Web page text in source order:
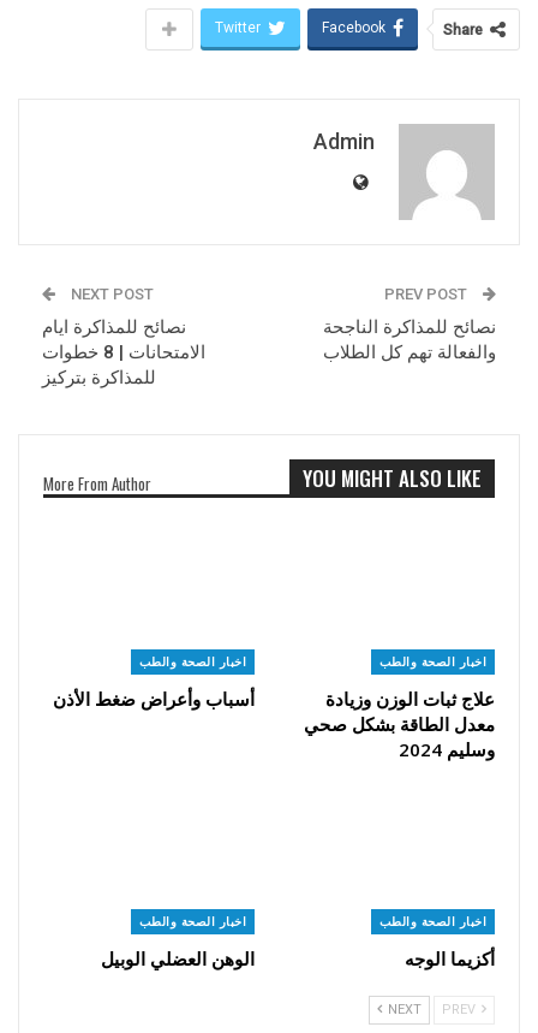
Share
Facebook
Twitter
Admin
نصائح للمذاكرة الناجحة
والفعالة تهم كل الطلاب
NEXT POST
نصائح للمذاكرة ايام
الامتحانات | 8 خطوات
للمذاكرة بتركيز
YOU MIGHT ALSO LIKE
More From Author
اخبار الصحة والطب
علاج ثبات الوزن وزيادة
معدل الطاقة بشكل صحي
وسليم 2024
اخبار الصحة والطب
أسباب وأعراض ضغط الأذن
اخبار الصحة والطب
أكزيما الوجه
اخبار الصحة والطب
الوهن العضلي الوبيل
NEXT